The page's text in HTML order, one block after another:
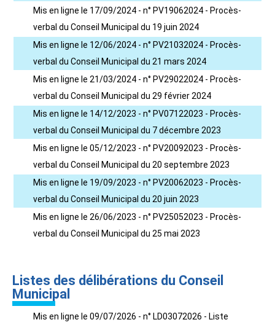
Mis en ligne le 17/09/2024 - n° PV19062024 - Procès-
verbal du Conseil Municipal du 19 juin 2024
Mis en ligne le 12/06/2024 - n° PV21032024 - Procès-
verbal du Conseil Municipal du 21 mars 2024
Mis en ligne le 21/03/2024 - n° PV29022024 - Procès-
verbal du Conseil Municipal du 29 février 2024
Mis en ligne le 14/12/2023 - n° PV07122023 - Procès-
verbal du Conseil Municipal du 7 décembre 2023
Mis en ligne le 05/12/2023 - n° PV20092023 - Procès-
verbal du Conseil Municipal du 20 septembre 2023
Mis en ligne le 19/09/2023 - n° PV20062023 - Procès-
verbal du Conseil Municipal du 20 juin 2023
Mis en ligne le 26/06/2023 - n° PV25052023 - Procès-
verbal du Conseil Municipal du 25 mai 2023
Listes des délibérations du Conseil
Municipal
Mis en ligne le 09/07/2026 - n° LD03072026 - Liste